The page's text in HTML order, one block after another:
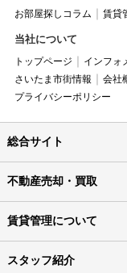
お部屋探しコラム 賃貸
当社について
トップページ インフォ
さいたま市街情報
会社
プライバシーポリシー
総合サイト
不動産売却・買取
賃貸管理について
スタッフ紹介